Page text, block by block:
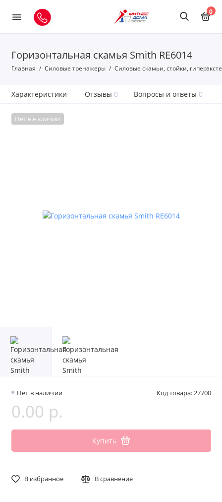
0
Горизонтальная скамья Smith RE6014
Главная Силовые тренажеры Силовые скамьи, стойки,
Характеристики Отзывы 0 Вопросы и ответы 0
Нет в наличии
Нет в наличии Код товара: 27700
0.00 р.
Купить
В избранное В сравнение